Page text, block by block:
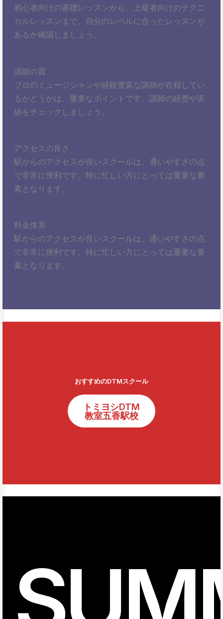
初心者向けの基礎レッスンから、上級者向けのテクニ
カルレッスンまで、自分のレベルに合ったレッスンが
あるか確認しましょう。
講師の質
プロのミュージシャンや経験豊富な講師が在籍してい
るかどうかは、重要なポイントです。講師の経歴や実
績をチェックしましょう。
アクセスの良さ
駅からのアクセスが良いスクールは、通いやすさの点
で非常に便利です。特に忙しい方にとっては重要な要
素となります。
料金体系
駅からのアクセスが良いスクールは、通いやすさの点
で非常に便利です。特に忙しい方にとっては重要な要
素となります。
おすすめのDTMスクール
トミヨシDTM
教室五香駅校